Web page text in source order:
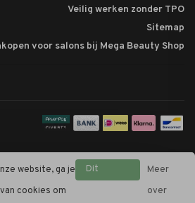
Veilig werken zonder TPO
Sitemap
voor salons bij Mega Beauty Shop
website, ga je
cookies om
Dit
Meer
over